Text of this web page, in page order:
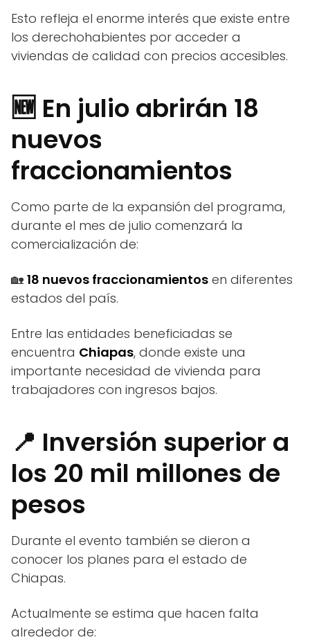
Esto refleja el enorme interés que existe entre
los derechohabientes por acceder a
viviendas de calidad con precios accesibles.
🆕 En julio abrirán 18
nuevos
fraccionamientos
Como parte de la expansión del programa,
durante el mes de julio comenzará la
comercialización de:
🏡 18 nuevos fraccionamientos en diferentes
estados del país.
Entre las entidades beneficiadas se
encuentra Chiapas, donde existe una
importante necesidad de vivienda para
trabajadores con ingresos bajos.
📍 Inversión superior a
los 20 mil millones de
pesos
Durante el evento también se dieron a
conocer los planes para el estado de
Chiapas.
Actualmente se estima que hacen falta
alrededor de: